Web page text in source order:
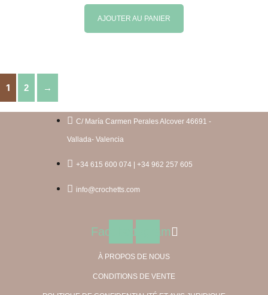
AJOUTER AU PANIER
1 2 →
C/ María Carmen Perales Alcover 46691 -
Vallada- Valencia
+34 615 600 074 | +34 962 257 605
info@crochetts.com
FacebookInstagram
À PROPOS DE NOUS
CONDITIONS DE VENTE